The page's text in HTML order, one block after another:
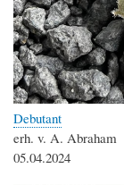
Debutant
erh. v. A. Abraham
05.04.2024